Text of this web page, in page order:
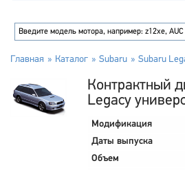
Главная Каталог Subaru Subaru
Контрактный
Legacy
Модификация
Даты выпуска
Объем